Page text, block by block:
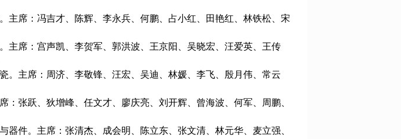
主席：冯吉才、陈辉、李永兵、何鹏、占小红、田艳红、林铁松、宋
主席：宫声凯、李贺军、郭洪波、王京阳、吴晓宏、汪爱英、王传
。主席：周济、李敬锋、汪宏、吴迪、林媛、李飞、殷月伟、常云
：张跃、狄增峰、任文才、廖庆亮、刘开辉、曾海波、何军、周鹏、
器件。主席：张清杰、成会明、陈立东、张文清、林元华、麦立强、